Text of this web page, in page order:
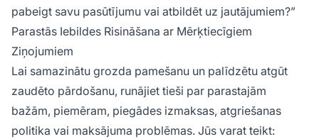
pabeigt savu pasūtījumu vai atbildēt uz jautājumiem?”
Parastās Iebildes Risināšana ar Mērķtiecīgiem
Ziņojumiem
Lai samazinātu grozda pamešanu un palīdzētu atgūt
zaudēto pārdošanu, runājiet tieši par parastajām
bažām, piemēram, piegādes izmaksas, atgriešanas
politika vai maksājuma problēmas. Jūs varat teikt: